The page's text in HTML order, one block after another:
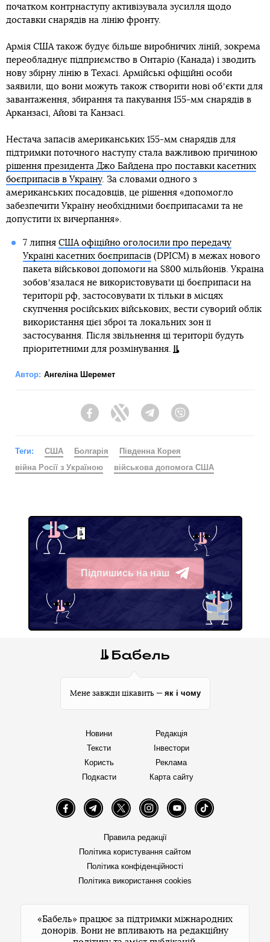
початком контрнаступу активізувала зусилля щодо
доставки снарядів на лінію фронту.
Армія США також будує більше виробничих ліній, зокрема
переобладнує підприємство в Онтаріо (Канада) і зводить
нову збірну лінію в Техасі. Армійські офіційні особи
заявили, що вони можуть також створити нові обʼєкти для
завантаження, збирання та пакування 155-мм снарядів в
Арканзасі, Айові та Канзасі.
Нестача запасів американських 155-мм снарядів для
підтримки поточного наступу стала важливою причиною
рішення президента Джо Байдена про поставки касетних
боєприпасів в Україну. За словами одного з
американських посадовців, це рішення «допомогло
забезпечити Україну необхідними боєприпасами та не
допустити їх вичерпання».
7 липня США офіційно оголосили про передачу
Україні касетних боєприпасів(DPICM) в межах нового
пакета військової допомоги на $800 мільйонів. Україна
зобовʼязалася не використовувати ці боєприпаси на
території рф, застосовувати їх тільки в місцях
скупчення російських військових, вести суворий облік
використання цієї зброї та локальних зон її
застосування. Після звільнення ці території будуть
пріоритетними для розмінування.
Автор: Ангеліна Шеремет
FacebookTwitter Telegram
Теги: США Болгарія
Південна Корея
війна Росії з Україною
військова допомога США
Підпишись на наш
Telegram
Мене завжди цікавить — як і чому
Новини
Тексти
Користь
Подкасти
Редакція
Інвестори
Реклама
Карта сайту
FacebookTelegramTwitter InstagramYouTube TikTok
Правила редакції
Політика користування сайтом
Політика конфіденційності
Політика використання cookies
«Бабель» працює за підтримки міжнародних
донорів. Вони не впливають на редакційну